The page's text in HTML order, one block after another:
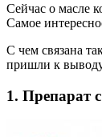
Сейчас о масле
Самое
С чем связана
пришли к
1. Препарат